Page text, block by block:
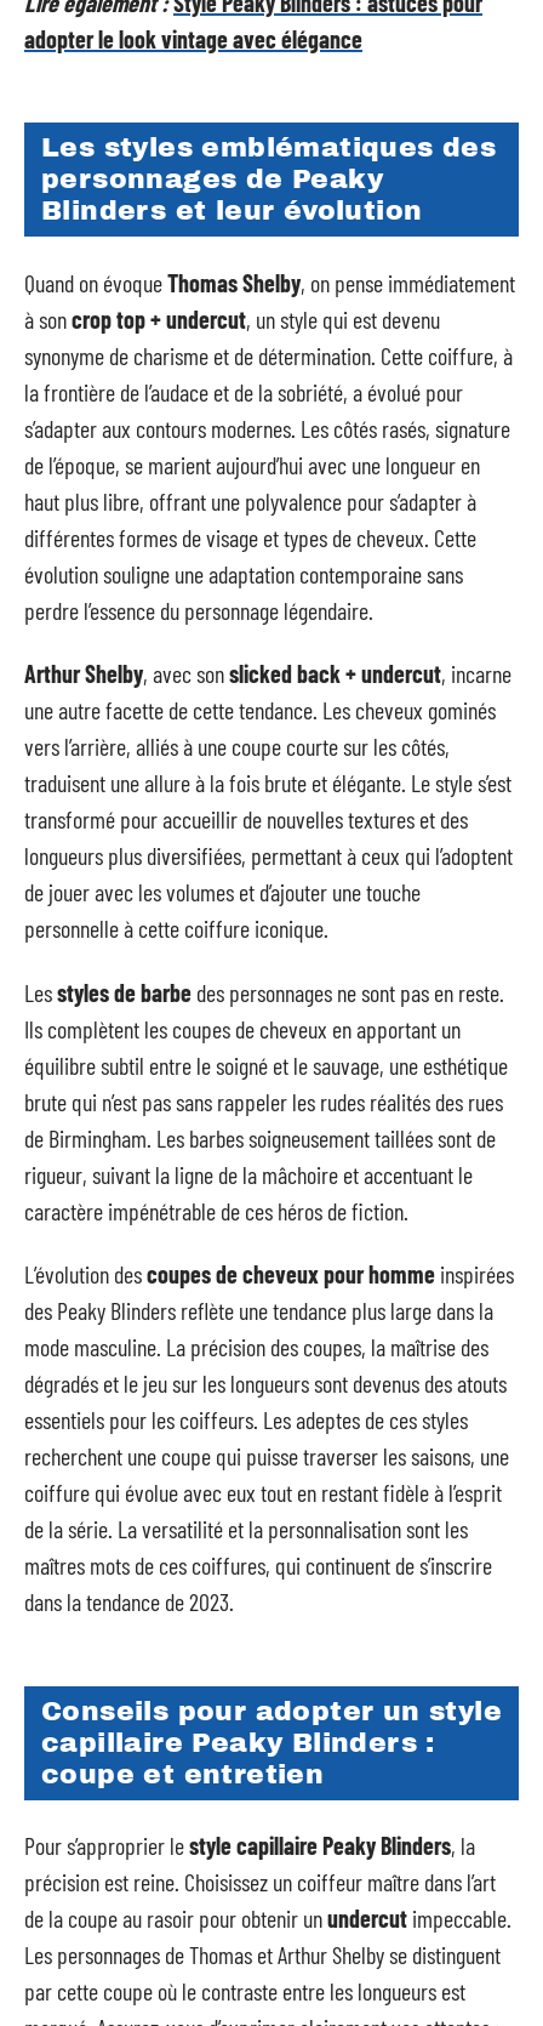
adopter le look vintage avec élégance
Les styles emblématiques des
personnages de Peaky
Blinders et leur évolution
Quand on évoqueThomas Shelby, on pense immédiatement
à soncrop top + undercut, un style qui est devenu
synonyme de charisme et de détermination. Cette coiffure, à
la frontière de l’audace et de la sobriété, a évolué pour
s’adapter aux contours modernes. Les côtés rasés, signature
de l’époque, se marient aujourd’hui avec une longueur en
haut plus libre, offrant une polyvalence pour s’adapter à
différentes formes de visage et types de cheveux. Cette
évolution souligne une adaptation contemporaine sans
perdre l’essence du personnage légendaire.
Arthur Shelby, avec sonslicked back + undercut, incarne
une autre facette de cette tendance. Les cheveux gominés
vers l’arrière, alliés à une coupe courte sur les côtés,
traduisent une allure à la fois brute et élégante. Le style s’est
transformé pour accueillir de nouvelles textures et des
longueurs plus diversifiées, permettant à ceux qui l’adoptent
de jouer avec les volumes et d’ajouter une touche
personnelle à cette coiffure iconique.
Lesstyles de barbe des personnages ne sont pas en reste.
Ils complètent les coupes de cheveux en apportant un
équilibre subtil entre le soigné et le sauvage, une esthétique
brute qui n’est pas sans rappeler les rudes réalités des rues
de Birmingham. Les barbes soigneusement taillées sont de
rigueur, suivant la ligne de la mâchoire et accentuant le
caractère impénétrable de ces héros de fiction.
L’évolution descoupes de cheveux pour homme inspirées
des Peaky Blinders reflète une tendance plus large dans la
mode masculine. La précision des coupes, la maîtrise des
dégradés et le jeu sur les longueurs sont devenus des atouts
essentiels pour les coiffeurs. Les adeptes de ces styles
recherchent une coupe qui puisse traverser les saisons, une
coiffure qui évolue avec eux tout en restant fidèle à l’esprit
de la série. La versatilité et la personnalisation sont les
maîtres mots de ces coiffures, qui continuent de s’inscrire
dans la tendance de 2023.
Conseils pour adopter un style
capillaire Peaky Blinders :
coupe et entretien
Pour s’approprier lestyle capillaire Peaky Blinders, la
précision est reine. Choisissez un coiffeur maître dans l’art
de la coupe au rasoir pour obtenir unundercut impeccable.
Les personnages de Thomas et Arthur Shelby se distinguent
par cette coupe où le contraste entre les longueurs est